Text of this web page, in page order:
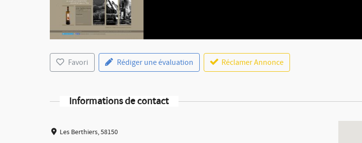
Favori Rédiger une évaluation Réclamer Annonce
Informations de contact
Les Berthiers, 58150